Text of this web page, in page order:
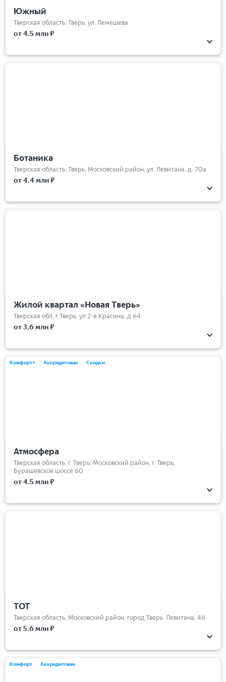
Южный
Тверская область, Тверь, ул. Лемешева
от 4.5 млн ₽
Ботаника
Тверская область, Тверь, Московский район, ул. Левитана, д. 70а
от 4.4 млн ₽
Жилой квартал «Новая Тверь»
Тверская обл, г Тверь, ул 2-я Красина, д 64
от 3.6 млн ₽
Комфорт+ Аккредитован Скидки
Атмосфера
Тверская область, г. Тверь, Московский район, г. Тверь,
Бурашевское шоссе 60
от 4.5 млн ₽
ТОТ
Тверская область, Московский район, город Тверь, Левитана, 46
от 5.6 млн ₽
Комфорт Аккредитован